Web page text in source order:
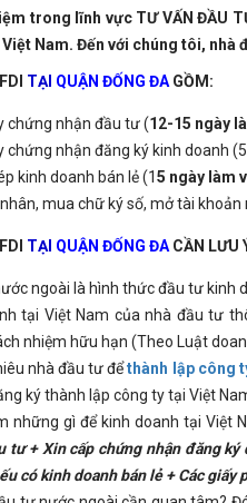
trong lĩnh vực TƯ VẤN ĐẦU
Nam. Đến với chúng tôi, nhà
TẠI QUẬN ĐỐNG ĐAGỒM:
chứng nhận đầu tư (12-15 ngày
chứng nhận đăng ký kinh doanh
kinh doanh bán lẻ (15 ngày làm
mua chữ ký số, mở tài
TẠI QUẬN ĐỐNG ĐACẦN LƯU
ngoài là hình thức đầu tư kinh
tại Việt Nam của nhà đầu tư
nhiệm hữu hạn (Theo Luật
nhà đầu tư đểthành lập công
ký thành lập công ty tại Việt
những gì để kinh doanh tại Việt
tư + Xin cấp chứng nhận đăng
có kinh doanh bán lẻ + Các giấy